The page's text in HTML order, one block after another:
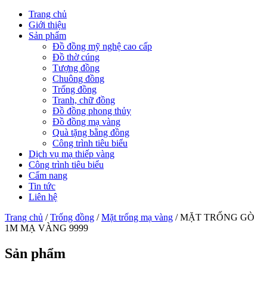
Trang chủ
Giới thiệu
Sản phẩm
Đồ đồng mỹ nghệ cao cấp
Đồ thờ cúng
Tượng đồng
Chuông đồng
Trống đồng
Tranh, chữ đồng
Đồ đồng phong thủy
Đồ đồng mạ vàng
Quà tặng bằng đồng
Công trình tiêu biểu
Dịch vụ mạ thiếp vàng
Công trình tiêu biểu
Cẩm nang
Tin tức
Liên hệ
Trang chủ /Trống đồng /Mặt trống mạ vàng / MẶT TRỐNG GÒ
1M MẠ VÀNG 9999
Sản phẩm